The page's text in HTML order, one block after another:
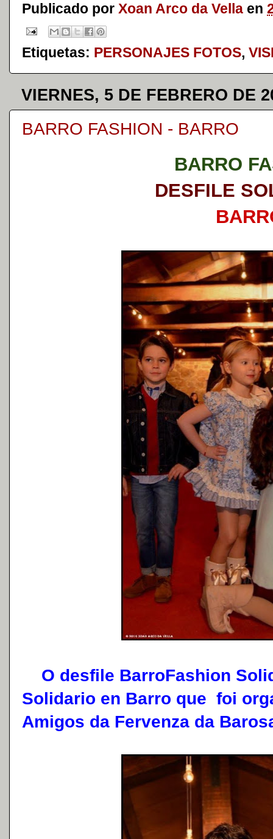
Publicado por Xoan Arco da Vella en
Etiquetas: PERSONAJES FOTOS,
VIERNES, 5 DE FEBRERO DE
BARRO FASHION - BARRO
BARRO
DESFILE
O desfile BarroFashion
Solidario en Barro que foi
Amigos da Fervenza da